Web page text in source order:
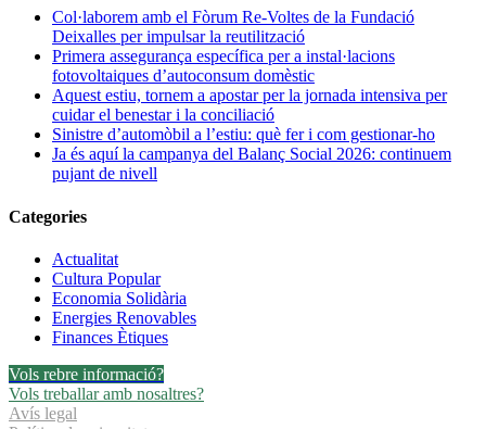
apostar
per
la
jornada
intensiva
per
cuidar
el
benestar
Col·laborem amb el Fòrum Re-Voltes de la Fundació
Deixalles per impulsar la reutilització
Primera assegurança específica per a instal·lacions
fotovoltaiques d’autoconsum domèstic
Aquest estiu, tornem a apostar per la jornada intensiva per
cuidar el benestar i la conciliació
Sinistre d’automòbil a l’estiu: què fer i com gestionar-ho
Ja és aquí la campanya del Balanç Social 2026: continuem
pujant de nivell
Categories
Actualitat
Cultura Popular
Economia Solidària
Energies Renovables
Finances Ètiques
Vols rebre informació?
Vols treballar amb nosaltres?
Avís legal